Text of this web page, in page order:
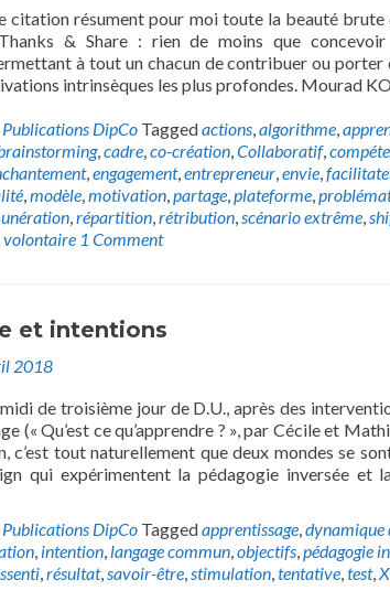
citation résument pour moi toute la beauté brute
& Share : rien de moins que
à tout un chacun de contribuer ou
intrinsèques les plus profondes. Mourad
Publications DipCo Taggedactions,algorithme,
,cadre,co-création,Collaboratif,
,engagement,entrepreneur,envie,
,modèle,motivation,partage,plateforme,
,répartition,rétribution,scénario extrême,
volontaire 1 Comment
et intentions
2018
de troisième jour de D.U., après des
(« Qu’est ce qu’apprendre ? », par Cécile et
c’est tout naturellement que deux mondes se
qui expérimentent la pédagogie inversée et
Publications DipCo Taggedapprentissage,dynamique
, intention, langage commun,objectifs,pédagogie
,résultat,savoir-être,stimulation,tentative,test,